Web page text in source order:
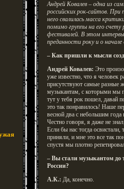
Андрей Ковалев – одна из
российских рок-сайтов. При
него свалилась масса
помимо группы на его счету
фестивалей. В этом
преданности року и о
– Как пришли к мысли
Андрей Ковалев: Это
уже известно, что я человек
присутствуют самые разные
музыкантам, с которыми мы
тут у тебя рок пошел,
это так понравилось! Наше
весной два с небольшим
Честно говоря, я даже не
Если бы нас тогда
приняли, и мне это все так
спустя мы плотно
– Вы стали музыкантом до
России?
А.К.: Да, конечно.